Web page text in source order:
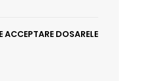
ACCEPTARE DOSARELE